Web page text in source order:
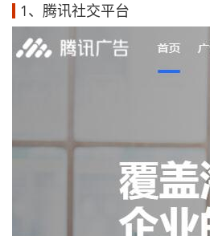
1、腾讯社交平台